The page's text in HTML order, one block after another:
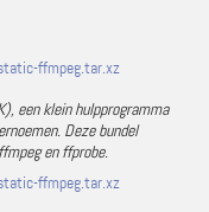
ffmpeg.tar.xz
een klein hulpprogramma
Deze bundel
en ffprobe.
ffmpeg.tar.xz